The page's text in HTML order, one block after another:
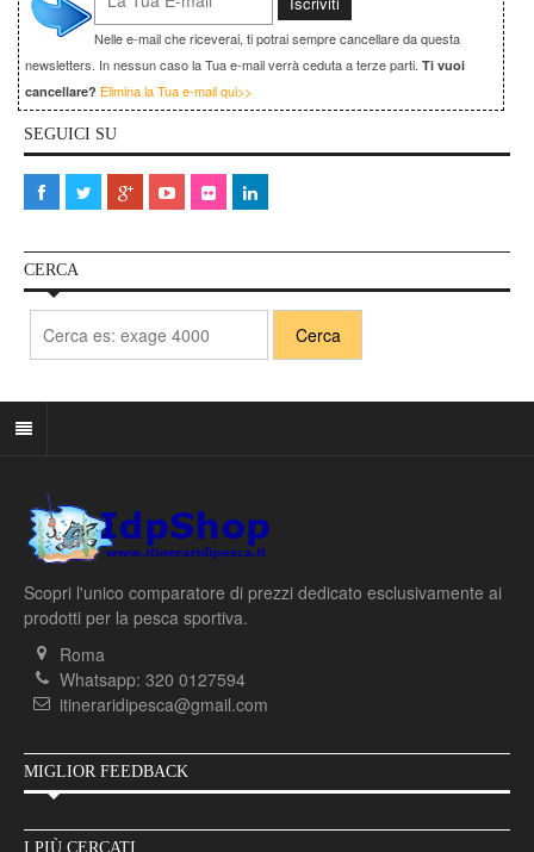
Nelle e-mail che riceverai, ti potrai sempre cancellare da questa
newsletters. In nessun caso la Tua e-mail verrà ceduta a terze parti. Ti vuoi
cancellare? Elimina la Tua e-mail qui>>
SEGUICI SU
CERCA
Scopri l'unico comparatore di prezzi dedicato esclusivamente ai
prodotti per la pesca sportiva.
Roma
Whatsapp: 320 0127594
itineraridipesca@gmail.com
MIGLIOR FEEDBACK
I PIÙ CERCATI